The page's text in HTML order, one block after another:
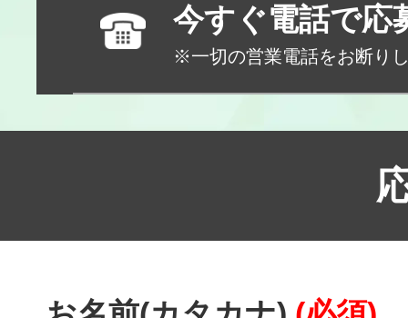
今すぐ電話で応
※一切の営業電話をお断り